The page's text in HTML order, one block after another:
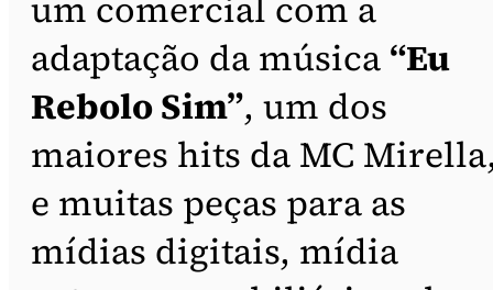
adaptação da música “Eu
Rebolo Sim”, um dos
maiores hits da MC
e muitas peças para as
mídias digitais, mídia